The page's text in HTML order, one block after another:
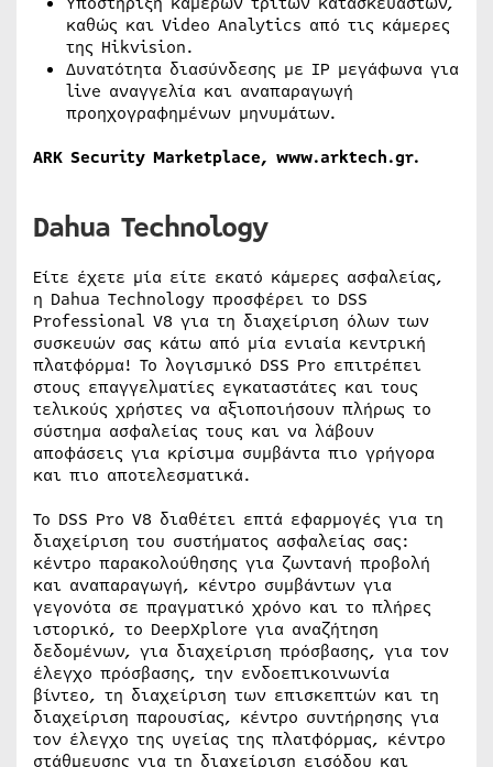
καθώς και Video Analytics από τις κάμερες
της Hikvision.
Δυνατότητα διασύνδεσης με IP μεγάφωνα για
live αναγγελία και αναπαραγωγή
προηχογραφημένων μηνυμάτων.
ARK Security Marketplace, www.arktech.gr.
Dahua Technology
Είτε έχετε μία είτε εκατό κάμερες ασφαλείας,
η Dahua Technology προσφέρει το DSS
Professional V8 για τη διαχείριση όλων των
συσκευών σας κάτω από μία ενιαία κεντρική
πλατφόρμα! Το λογισμικό DSS Pro επιτρέπει
στους επαγγελματίες εγκαταστάτες και τους
τελικούς χρήστες να αξιοποιήσουν πλήρως το
σύστημα ασφαλείας τους και να λάβουν
αποφάσεις για κρίσιμα συμβάντα πιο γρήγορα
και πιο αποτελεσματικά.
Το DSS Pro V8 διαθέτει επτά εφαρμογές για τη
διαχείριση του συστήματος ασφαλείας σας:
κέντρο παρακολούθησης για ζωντανή προβολή
και αναπαραγωγή, κέντρο συμβάντων για
γεγονότα σε πραγματικό χρόνο και το πλήρες
ιστορικό, το DeepXplore για αναζήτηση
δεδομένων, για διαχείριση πρόσβασης, για τον
έλεγχο πρόσβασης, την ενδοεπικοινωνία
βίντεο, τη διαχείριση των επισκεπτών και τη
διαχείριση παρουσίας, κέντρο συντήρησης για
τον έλεγχο της υγείας της πλατφόρμας, κέντρο
στάθμευσης για τη διαχείριση εισόδου και